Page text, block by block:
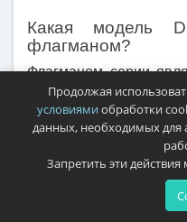
Какая модель
флагманом?
Флагманом серии
Он получил ProLeap
VersaLift, мощность
распознавание
Чем L60 Pro Ultra
Продолжая
условиямиобработки
данных, необходимых для
Запретить эти